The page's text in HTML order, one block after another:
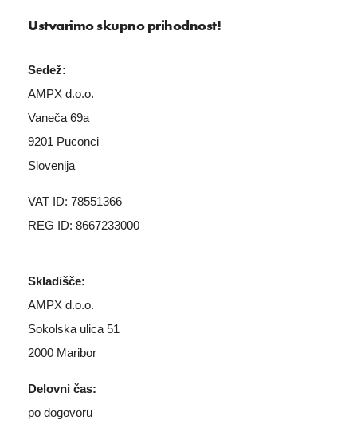
Ustvarimo skupno prihodnost!
Sedež:
AMPX d.o.o.
Vaneča 69a
9201 Puconci
Slovenija
VAT ID: 78551366
REG ID: 8667233000
Skladišče:
AMPX d.o.o.
Sokolska ulica 51
2000 Maribor
Delovni čas:
po dogovoru